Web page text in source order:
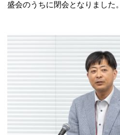
盛会のうちに閉会となりました。